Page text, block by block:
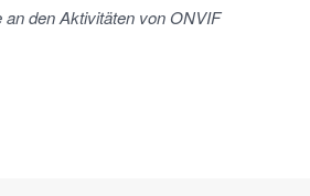
an den Aktivitäten von ONVIF